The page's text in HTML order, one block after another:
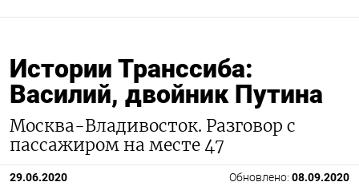
Истории Транссиба:
Василий, двойник Путина
Москва-Владивосток. Разговор с
пассажиром на месте 47
29.06.2020 Обновлено: 08.09.2020